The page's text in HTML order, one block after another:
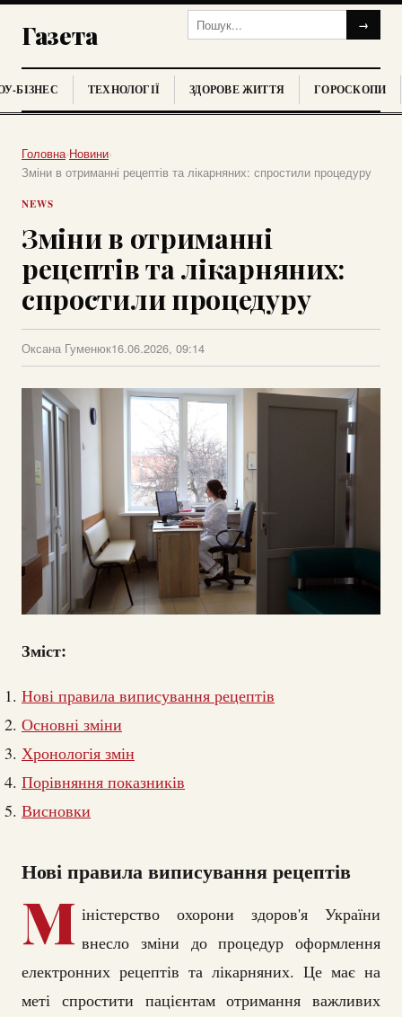
Газета →
БІЗНЕС ТЕХНОЛОГІЇ ЗДОРОВЕ ЖИТТЯ ГОРОСКОПИ
Головна›Новини›
Зміни в отриманні рецептів та лікарняних: спростили процедуру
NEWS
Зміни в отриманні
рецептів та лікарняних:
спростили процедуру
Оксана Гуменюк16.06.2026, 09:14
Зміст:
Нові правила виписування рецептів
Основні зміни
Хронологія змін
Порівняння показників
Висновки
Нові правила виписування рецептів
М іністерство охорони здоров'я України
внесло зміни до процедур оформлення
електронних рецептів та лікарняних. Це має на
меті спростити пацієнтам отримання важливих